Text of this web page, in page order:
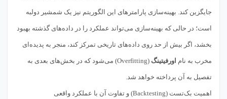
جایگزین کند. بهینه‌سازی پارامترهای این الگوریتم نیز یک شمشیر دولبه
است؛ در حالی که بهینه‌سازی می‌تواند عملکرد را در داده‌های گذشته بهبود
بخشد، اگر بیش از حد روی داده‌های تاریخی تمرکز کند، منجر به پدیده‌ای
مخرب به نام اورفیتینگ (Overfitting) می‌شود که در بخش‌های بعدی به
تفصیل به آن پرداخته خواهد شد.
اهمیت بک‌تست (Backtesting) و تفاوت آن با عملکرد واقعی